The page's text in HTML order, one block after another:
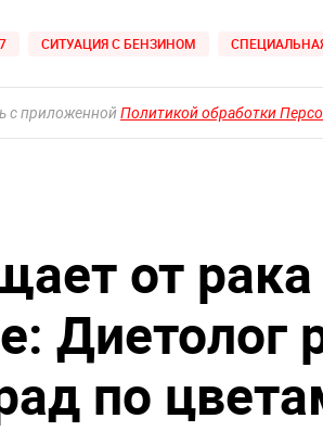
СИТУАЦИЯ С БЕНЗИНОМ
с приложеннойПолитикой обработки
от рака
Диетолог
по